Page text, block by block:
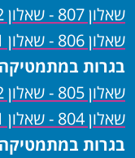
שאלון 807 - שאלון 582
שאלון 806 - שאלון 581
בגרות במתמטיקה - 4
שאלון 805 - שאלון 482
שאלון 804 - שאלון 481
בגרות במתמטיקה - 3